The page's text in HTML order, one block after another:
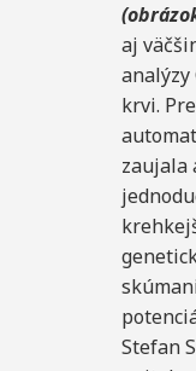
aj
analýzy
krvi.
zaujala
Stefan